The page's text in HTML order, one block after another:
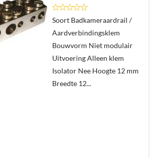
Details
In
winkelmand
Soort Badkameraardrail /
Aardverbindingsklem
Bouwvorm Niet modulair
Uitvoering Alleen klem
Isolator Nee Hoogte 12 mm
Breedte 12...